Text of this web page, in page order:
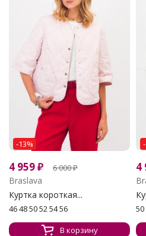
-13%
4 959₽ 6 000₽
Braslava
Куртка короткая...
46 48 50 52 54 56
В корзину
4
50